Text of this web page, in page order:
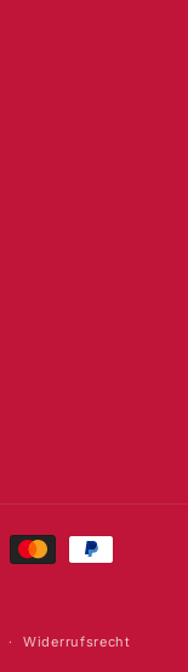
Widerrufsrecht